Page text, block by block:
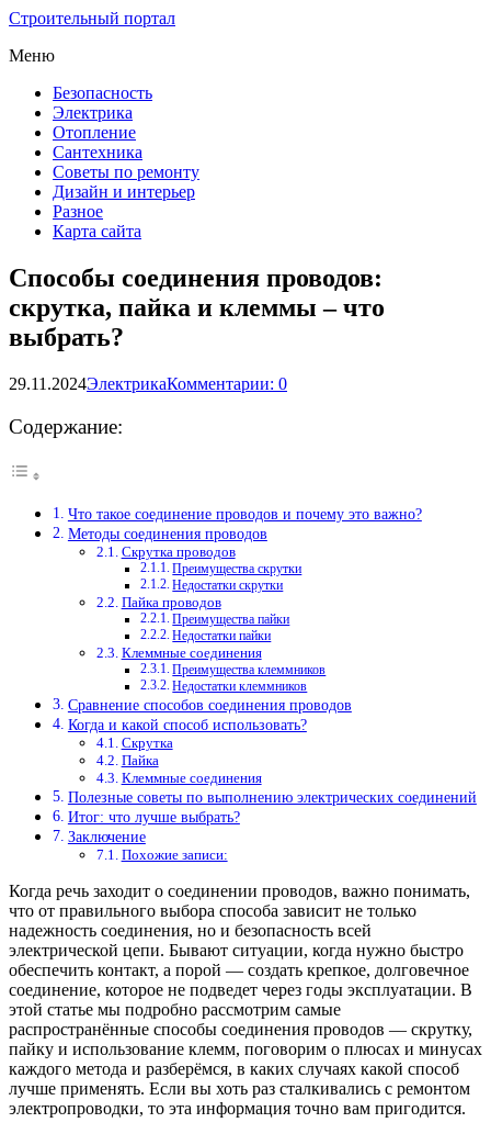
Строительный портал
Меню
Безопасность
Электрика
Отопление
Сантехника
Советы по ремонту
Дизайн и интерьер
Разное
Карта сайта
Способы соединения проводов:
скрутка, пайка и клеммы – что
выбрать?
29.11.2024ЭлектрикаКомментарии: 0
Содержание:
Что такое соединение проводов и почему это важно?
Методы соединения проводов
Скрутка проводов
Преимущества скрутки
Недостатки скрутки
Пайка проводов
Преимущества пайки
Недостатки пайки
Клеммные соединения
Преимущества клеммников
Недостатки клеммников
Сравнение способов соединения проводов
Когда и какой способ использовать?
Скрутка
Пайка
Клеммные соединения
Полезные советы по выполнению электрических соединений
Итог: что лучше выбрать?
Заключение
Похожие записи:
Когда речь заходит о соединении проводов, важно понимать,
что от правильного выбора способа зависит не только
надежность соединения, но и безопасность всей
электрической цепи. Бывают ситуации, когда нужно быстро
обеспечить контакт, а порой — создать крепкое, долговечное
соединение, которое не подведет через годы эксплуатации. В
этой статье мы подробно рассмотрим самые
распространённые способы соединения проводов — скрутку,
пайку и использование клемм, поговорим о плюсах и минусах
каждого метода и разберёмся, в каких случаях какой способ
лучше применять. Если вы хоть раз сталкивались с ремонтом
электропроводки, то эта информация точно вам пригодится.